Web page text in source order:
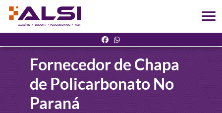
Fornecedor de Chapa
de Policarbonato No
Paraná